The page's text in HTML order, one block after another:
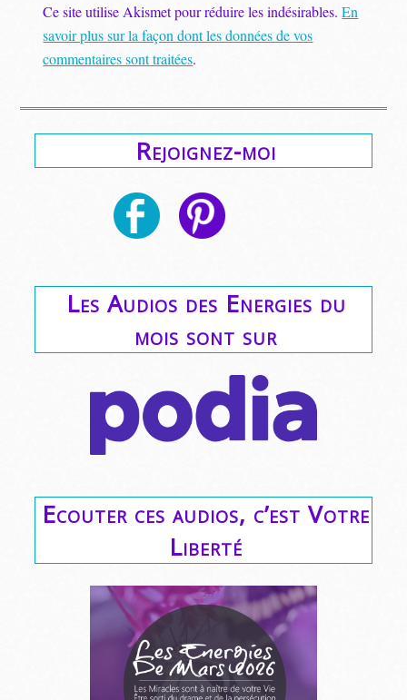
Ce site utilise Akismet pour réduire les indésirables.En
savoir plus sur la façon dont les données de vos
commentaires sont traitées.
Rejoignez-moi
Les Audios des Energies du
mois sont sur
Ecouter ces audios, c’est Votre
Liberté